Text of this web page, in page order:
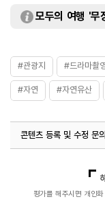
모두의 여행 '무
#관광지 #드라마촬
#자연 #자연유산
콘텐츠 등록 및 수정 문의
평가를 해주시면 개인